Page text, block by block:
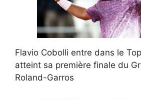
Flavio Cobolli entre dans le
atteint sa première finale du
Roland-Garros